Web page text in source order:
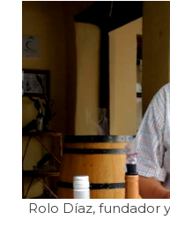
Rolo Díaz, fundador